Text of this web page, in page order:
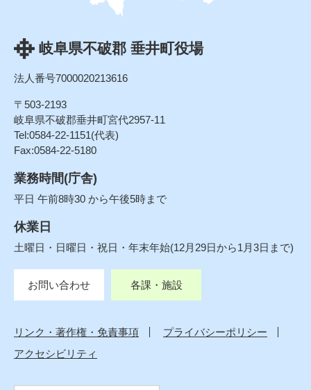
岐阜県不破郡 垂井町役場
法人番号7000020213616
〒503-2193
岐阜県不破郡垂井町宮代2957-11
Tel:0584-22-1151(代表)
Fax:0584-22-5180
業務時間(庁舎)
平日 午前8時30 から午後5時まで
休業日
土曜日・日曜日・祝日・年末年始(12月29日から1月3日まで)
お問い合わせ 各課・施設
リンク・著作権・免責事項
プライバシーポリシー
アクセシビリティ